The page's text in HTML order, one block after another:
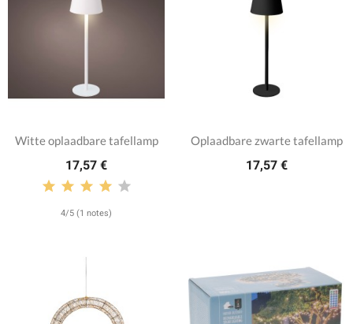
Witte oplaadbare tafellamp
17,57 €
4/5 (1 notes)
Oplaadbare zwarte tafellamp
17,57 €